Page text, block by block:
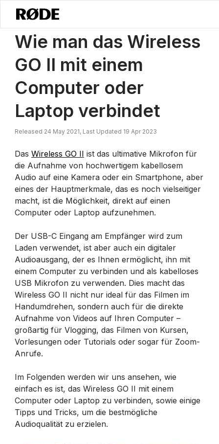
Nachrichten / Wie Man Das Wireless GO II Mit Einem Computer
Wie man das Wireless
GO II mit einem
Computer oder
Laptop verbindet
Released 24 May 2021, Last Updated 19 Apr 2023
Das Wireless GO II ist das ultimative Mikrofon für
die Aufnahme von hochwertigem kabellosem
Audio auf eine Kamera oder ein Smartphone, aber
eines der Hauptmerkmale, das es noch vielseitiger
macht, ist die Möglichkeit, direkt auf einen
Computer oder Laptop aufzunehmen.
Der USB-C Eingang am Empfänger wird zum
Laden verwendet, ist aber auch ein digitaler
Audioausgang, der es Ihnen ermöglicht, ihn mit
einem Computer zu verbinden und als kabelloses
USB Mikrofon zu verwenden. Dies macht das
Wireless GO II nicht nur ideal für das Filmen im
Handumdrehen, sondern auch für die direkte
Aufnahme von Videos auf Ihren Computer –
großartig für Vlogging, das Filmen von Kursen,
Vorlesungen oder Tutorials oder sogar für Zoom-
Anrufe.
Im Folgenden werden wir uns ansehen, wie
einfach es ist, das Wireless GO II mit einem
Computer oder Laptop zu verbinden, sowie einige
Tipps und Tricks, um die bestmögliche
Audioqualität zu erzielen.